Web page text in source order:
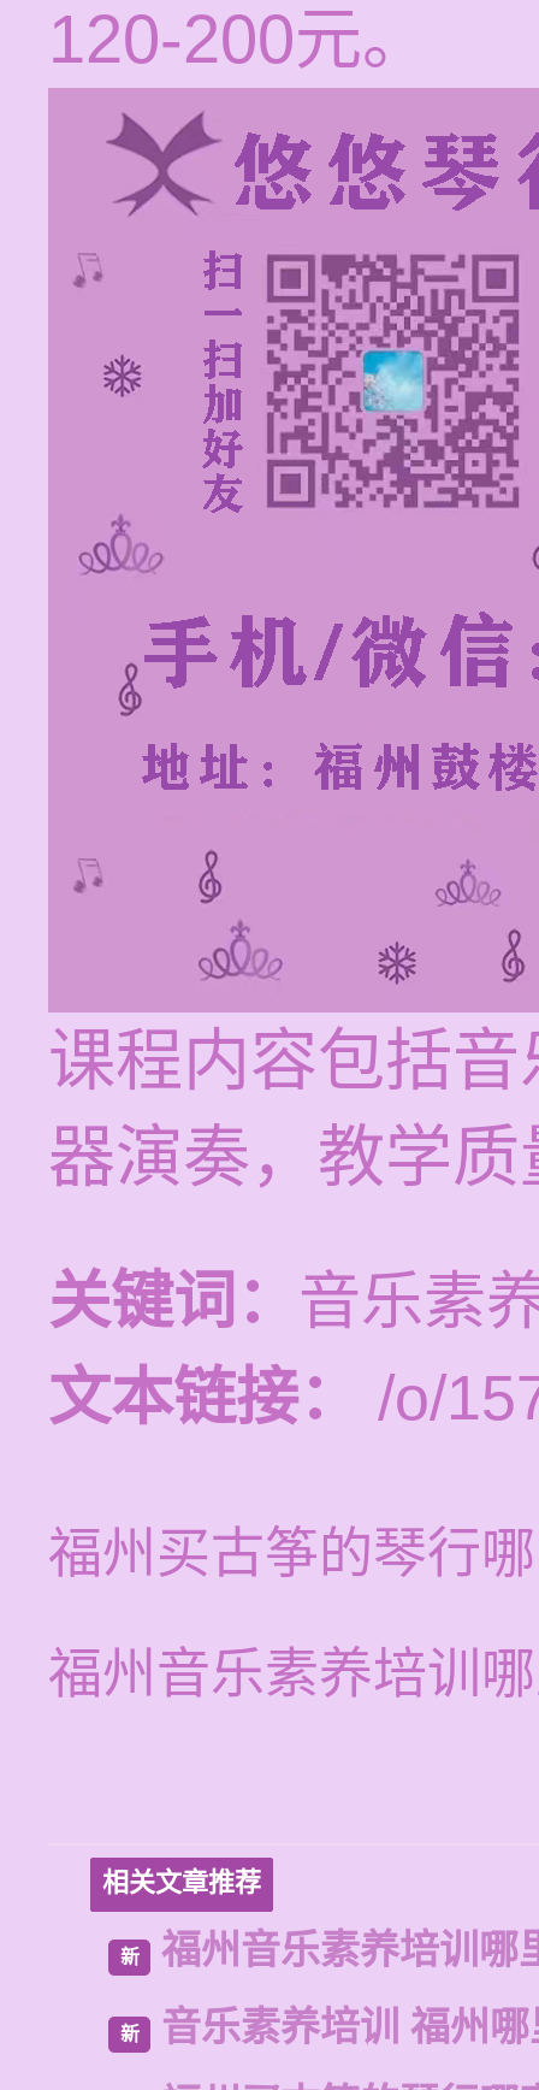
120-200元。
课程内容包括
器演奏，教学
关键词： 音乐素
文本链接：
/o/
福州买古筝的琴行
福州音乐素养培训
相关文章推荐
新 福州音乐素养培训哪
新
音乐素养培训 福州